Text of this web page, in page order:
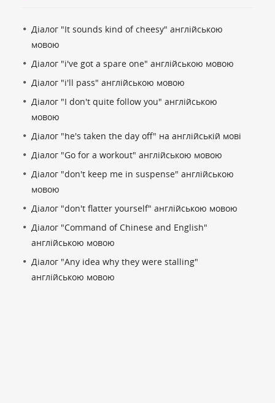
Діалог "It sounds kind of cheesy" англійською
мовою
Діалог "i've got a spare one" англійською мовою
Діалог "i'll pass" англійською мовою
Діалог "I don't quite follow you" англійською
мовою
Діалог "he's taken the day off" на англійській мові
Діалог "Go for a workout" англійською мовою
Діалог "don't keep me in suspense" англійською
мовою
Діалог "don't flatter yourself" англійською мовою
Діалог "Command of Chinese and English"
англійською мовою
Діалог "Any idea why they were stalling"
англійською мовою